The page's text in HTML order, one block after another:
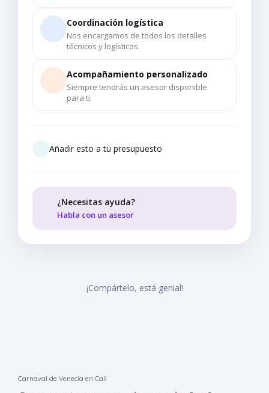
Coordinación logística
Nos encargamos de todos los detalles
técnicos y logísticos.
Acompañamiento personalizado
Siempre tendrás un asesor disponible
para ti.
Añadir esto a tu presupuesto
¿Necesitas ayuda?
Habla con un asesor
¡Compártelo, está genial!
Carnaval de Venecia en Cali